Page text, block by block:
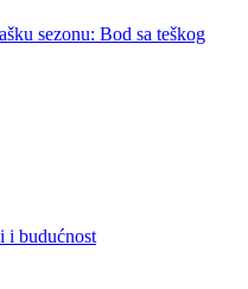
sezonu: Bod sa teškog
i budućnost